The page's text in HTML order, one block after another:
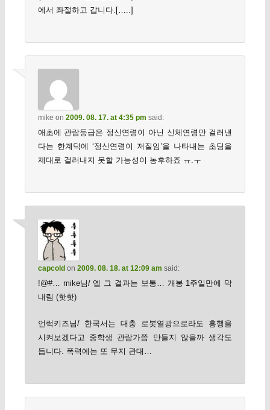
에서 좌절하고 갑니다.[…..]
mike on 2009. 08. 17. at 4:35 pm said:
애초에 관람등급은 정신연령이 아닌 신체연령만 걸러낸
다는 한계덕에 ‘정신연령이 저질임’을 나타내는 초딩을
제대로 걸러내지 못할 가능성이 농후하죠 ㅠ.ㅜ
capcoldon 2009. 08. 18. at 12:09 am said:
!@#… mike님/ 옙 그 결과는 보통… 개봉 1주일만에 막
내림 (핫핫)
언럭키즈님/ 한국서는 대충 로봇열광으로라도 흥행을
시켜보겠다고 중학생 관람가쯤 만들지 않을까 생각도
듭니다. 폭력에는 또 무지 관대…